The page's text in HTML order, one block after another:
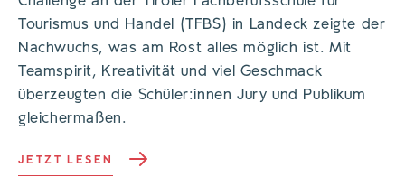
Tourismus und Handel (TFBS) in Landeck zeigte der
Nachwuchs, was am Rost alles möglich ist. Mit
Teamspirit, Kreativität und viel Geschmack
überzeugten die Schüler:innen Jury und Publikum
gleichermaßen.
JETZT LESEN